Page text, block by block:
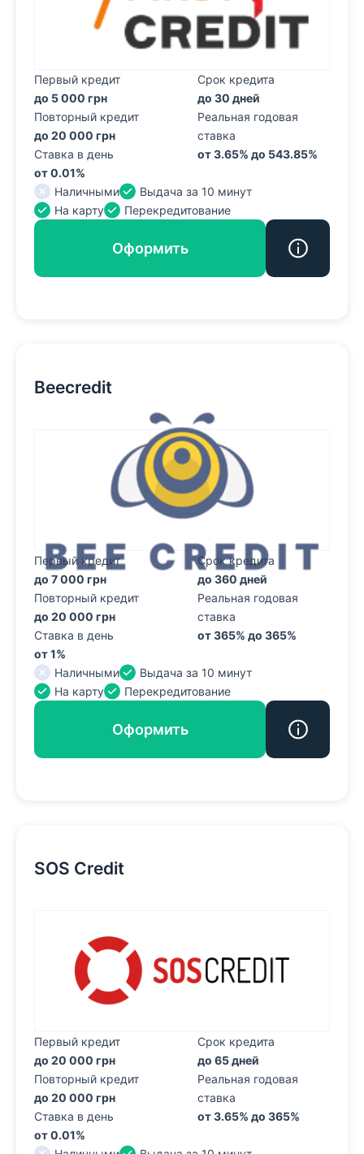
Первый кредит
до 5 000 грн
Повторный кредит
до 20 000 грн
Ставка в день
от 0.01%
Срок кредита
до 30 дней
Реальная годовая
ставка
от 3.65% до 543.85%
Наличными
Выдача за 10 минут
На карту
Перекредитование
Оформить
Beecredit
Первый кредит
до 7 000 грн
Повторный кредит
до 20 000 грн
Ставка в день
от 1%
Срок кредита
до 360 дней
Реальная годовая
ставка
от 365% до 365%
Наличными
Выдача за 10 минут
На карту
Перекредитование
Оформить
SOS Credit
Первый кредит
до 20 000 грн
Повторный кредит
до 20 000 грн
Ставка в день
от 0.01%
Срок кредита
до 65 дней
Реальная годовая
ставка
от 3.65% до 365%